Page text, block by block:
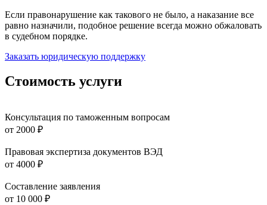
Если правонарушение как такового не было, а наказание все
равно назначили, подобное решение всегда можно обжаловать
в судебном порядке.
Заказать юридическую поддержку
Стоимость услуги
Консультация по таможенным вопросам
от 2000 ₽
Правовая экспертиза документов ВЭД
от 4000 ₽
Составление заявления
от 10 000 ₽